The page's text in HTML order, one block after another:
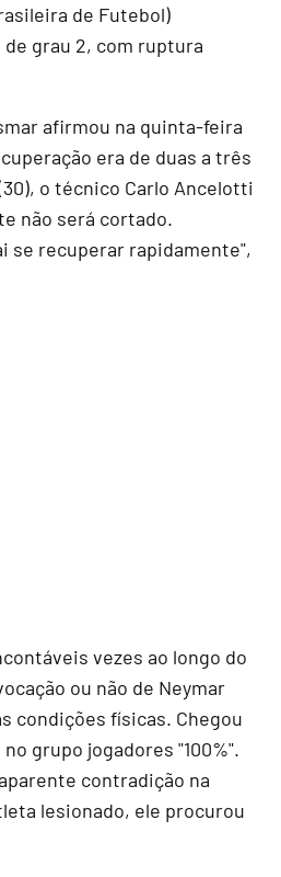
de Futebol)
grau 2, com ruptura
afirmou na quinta-feira
era de duas a três
o técnico Carlo Ancelotti
não será cortado.
se recuperar rapidamente",
vezes ao longo do
ou não de Neymar
condições físicas. Chegou
grupo jogadores "100%".
contradição na
lesionado, ele procurou